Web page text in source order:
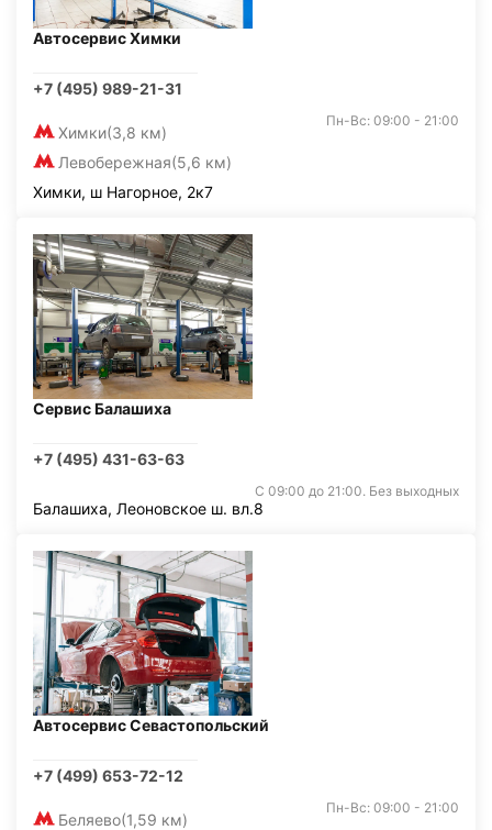
Автосервис Химки
+7 (495) 989-21-31
Химки(3,8 км)
Левобережная(5,6 км)
Пн-Вс: 09:00 - 21:00
Химки, ш Нагорное, 2к7
Сервис Балашиха
+7 (495) 431-63-63
С 09:00 до 21:00. Без выходных
Балашиха, Леоновское ш. вл.8
Автосервис Севастопольский
+7 (499) 653-72-12
Беляево(1,59 км)
Пн-Вс: 09:00 - 21:00